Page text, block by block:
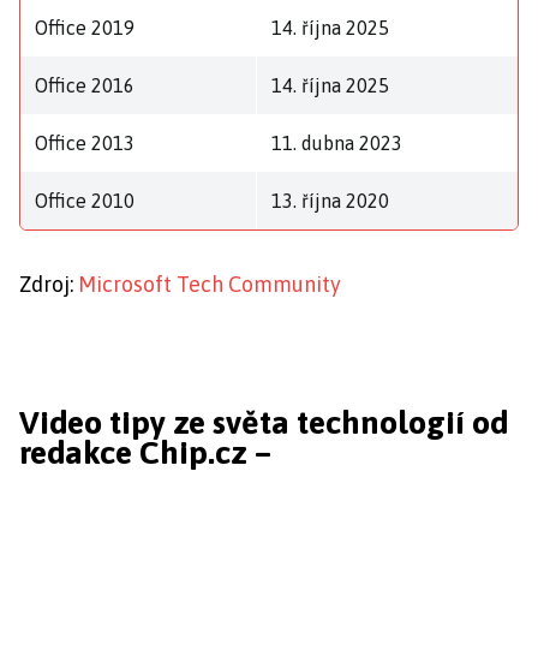
Office 2019 14. října 2025
Office 2016 14. října 2025
Office 2013 11. dubna 2023
Office 2010 13. října 2020
Zdroj: Microsoft Tech Community
Video tipy ze světa technologií od
redakce Chip.cz –